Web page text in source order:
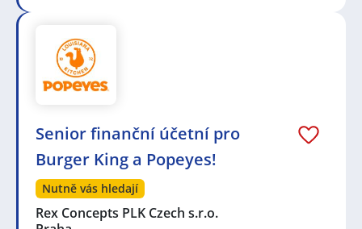
Senior finanční účetní pro
Burger King a Popeyes!
Nutně vás hledají
Rex Concepts PLK Czech s.r.o.